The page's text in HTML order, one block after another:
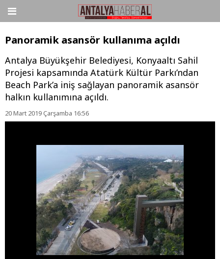
Panoramik asansör kullanıma açıldı
Antalya Büyükşehir Belediyesi, Konyaaltı Sahil
Projesi kapsamında Atatürk Kültür Parkı’ndan
Beach Park’a iniş sağlayan panoramik asansör
halkın kullanımına açıldı.
20 Mart 2019 Çarşamba 16:56